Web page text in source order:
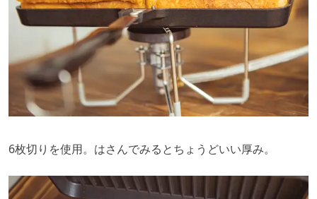
6枚切りを使用。はさんでみるとちょうどいい厚み。